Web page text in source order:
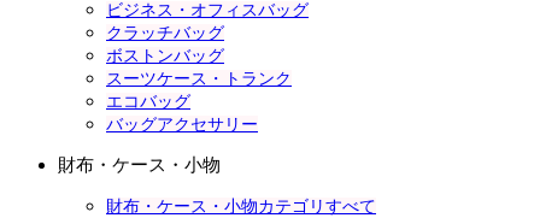
ビジネス・オフィスバッグ
クラッチバッグ
ボストンバッグ
スーツケース・トランク
エコバッグ
バッグアクセサリー
財布・ケース・小物
財布・ケース・小物カテゴリすべて